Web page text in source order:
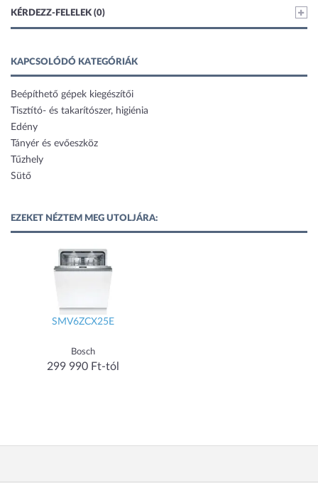
KÉRDEZZ-FELELEK (0)
KAPCSOLÓDÓ KATEGÓRIÁK
Beépíthető gépek kiegészítői
Tisztító- és takarítószer, higiénia
Edény
Tányér és evőeszköz
Tűzhely
Sütő
EZEKET NÉZTEM MEG UTOLJÁRA:
SMV6ZCX25E
Bosch
299 990 Ft-tól